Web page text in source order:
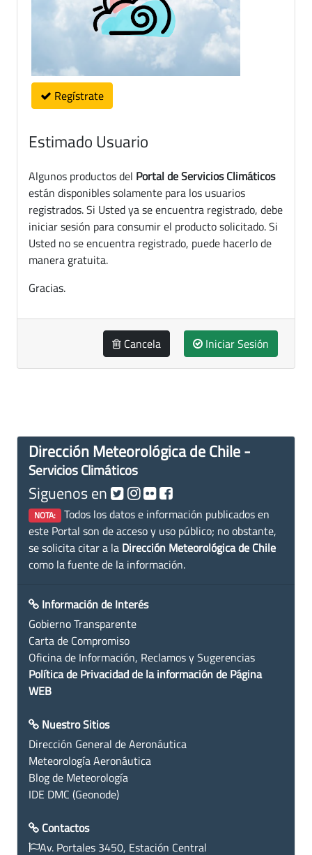
Regístrate
Estimado Usuario
Algunos productos del Portal de Servicios Climáticos
están disponibles solamente para los usuarios
registrados. Si Usted ya se encuentra registrado, debe
iniciar sesión para consumir el producto solicitado. Si
Usted no se encuentra registrado, puede hacerlo de
manera gratuita.
Gracias.
Cancela Iniciar Sesión
Dirección Meteorológica de Chile -
Servicios Climáticos
Siguenos en
NOTA: Todos los datos e información publicados en
este Portal son de acceso y uso público; no obstante,
se solicita citar a la Dirección Meteorológica de Chile
como la fuente de la información.
Información de Interés
Gobierno Transparente
Carta de Compromiso
Oficina de Información, Reclamos y Sugerencias
Política de Privacidad de la información de Página
WEB
Nuestro Sitios
Dirección General de Aeronáutica
Meteorología Aeronáutica
Blog de Meteorología
IDE DMC (Geonode)
Contactos
Av. Portales 3450, Estación Central